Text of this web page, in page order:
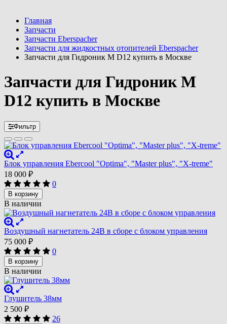
Главная
Запчасти
Запчасти Eberspacher
Запчасти для жидкостных отопителей Eberspacher
Запчасти для Гидроник M D12 купить в Москве
Запчасти для Гидроник M
D12 купить в Москве
Фильтр
Блок управления Ebercool "Optima", "Master plus", "X-treme"
18 000 ₽
0
В корзину
В наличии
Воздушный нагнетатель 24В в сборе с блоком управления
75 000 ₽
0
В корзину
В наличии
Глушитель 38мм
2 500 ₽
26